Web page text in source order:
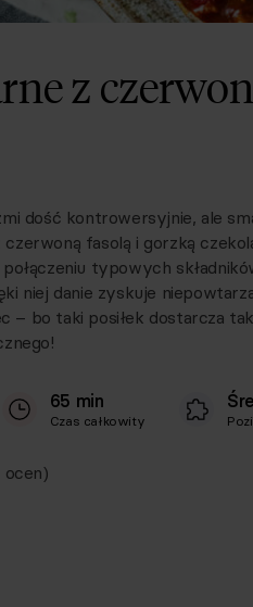
z
dość kontrowersyjnie, ale
fasolą i gorzką
typowych
niej danie zyskuje
– bo taki posiłek dostarcza
65 min
Czas całkowity
ocen)